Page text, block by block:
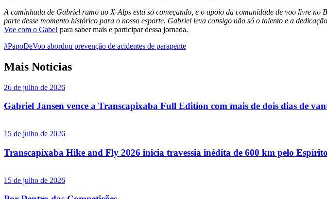
A caminhada de Gabriel rumo ao X-Alps está só começando, e o apoio da comunidade de voo livre
parte desse momento histórico para o nosso esporte. Gabriel leva consigo não só o talento e a
Voe com o Gabe! para saber mais e participar dessa jornada.
#PapoDeVoo abordou prevenção de acidentes de parapente
Mais Notícias
26 de julho de 2026
Gabriel Jansen vence a Transcapixaba Full Edition com mais de dois dias de
15 de julho de 2026
Transcapixaba Hike and Fly 2026 inicia travessia inédita de 600 km pelo
15 de julho de 2026